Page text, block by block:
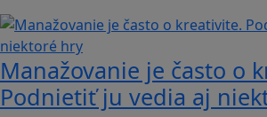
Manažovanie je často o
Podnietiť ju vedia aj